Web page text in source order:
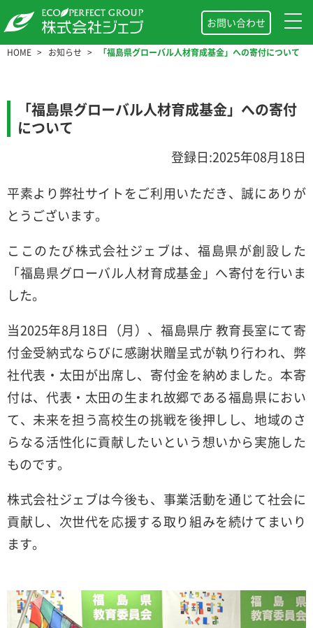
お問い合わせ
HOME お知らせ 「福島県グローバル人材育成基金」への寄付について
「福島県グローバル人材育成基金」への寄付
について
登録日:2025年08月18日
平素より弊社サイトをご利用いただき、誠にありが
とうございます。
ここのたび株式会社ジェブは、福島県が創設した
「福島県グローバル人材育成基金」へ寄付を行いま
した。
当2025年8月18日（月）、福島県庁 教育長室にて寄
付金受納式ならびに感謝状贈呈式が執り行われ、弊
社代表・太田が出席し、寄付金を納めました。本寄
付は、代表・太田の生まれ故郷である福島県におい
て、未来を担う高校生の挑戦を後押しし、地域のさ
らなる活性化に貢献したいという想いから実施した
ものです。
株式会社ジェブは今後も、事業活動を通じて社会に
貢献し、次世代を応援する取り組みを続けてまいり
ます。